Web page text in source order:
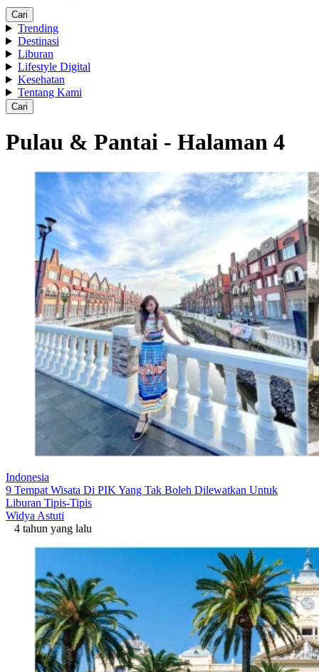
Cari
Trending
Destinasi
Liburan
Lifestyle Digital
Kesehatan
Tentang Kami
Cari
Pulau & Pantai - Halaman 4
Indonesia
9 Tempat Wisata Di PIK Yang Tak Boleh Dilewatkan Untuk
Liburan Tipis-Tipis
Widya Astuti
4 tahun yang lalu